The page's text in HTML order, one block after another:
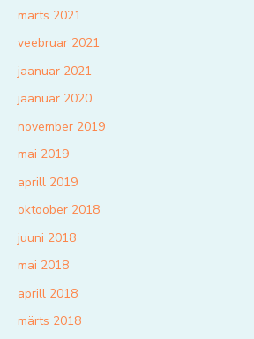
märts 2021
veebruar 2021
jaanuar 2021
jaanuar 2020
november 2019
mai 2019
aprill 2019
oktoober 2018
juuni 2018
mai 2018
aprill 2018
märts 2018